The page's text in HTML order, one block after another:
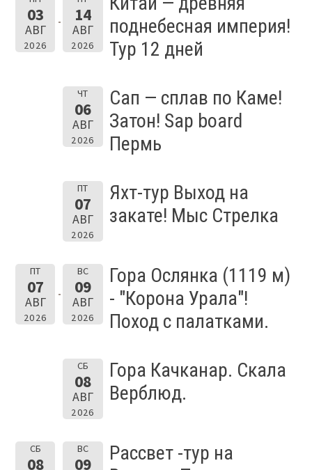
03
АВГ
2026
14
АВГ
2026
поднебесная империя!
Тур 12 дней
ЧТ
06
АВГ
2026
Сап — сплав по Каме!
Затон! Sap board
Пермь
ПТ
07
АВГ
2026
Яхт-тур Выход на
закате! Мыс Стрелка
ПТ
07
АВГ
2026
ВС
09
АВГ
2026
Гора Ослянка (1119 м)
- "Корона Урала"!
Поход с палатками.
СБ
08
АВГ
2026
Гора Качканар. Скала
Верблюд.
СБ
08
ВС
09
Рассвет -тур на